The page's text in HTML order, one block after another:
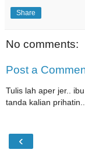
Share
No comments:
Post a
Tulis lah aper jer..
tanda kalian
‹